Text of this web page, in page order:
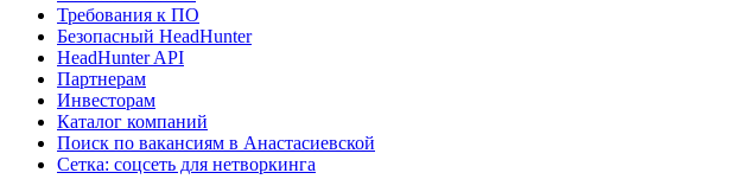
Требования к ПО
Безопасный HeadHunter
HeadHunter API
Партнерам
Инвесторам
Каталог компаний
Поиск по вакансиям в Анастасиевской
Сетка: соцсеть для нетворкинга